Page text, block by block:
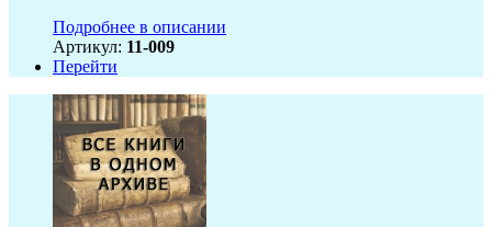
Подробнее в описании
Артикул: 11-009
Перейти